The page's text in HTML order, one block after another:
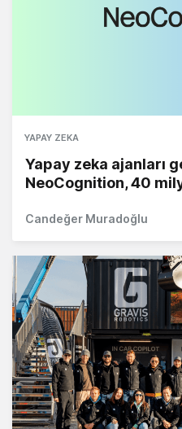
YAPAY ZEKA
Yapay zeka ajanları
NeoCognition, 40
Candeğer Muradoğlu